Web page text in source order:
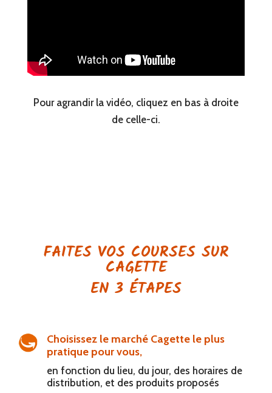
Pour agrandir la vidéo, cliquez en bas à droite
de celle-ci.
FAITES VOS COURSES SUR
CAGETTE
EN 3 ÉTAPES
Choisissez le marché Cagette le plus
pratique pour vous,
en fonction du lieu, du jour, des horaires de
distribution, et des produits proposés